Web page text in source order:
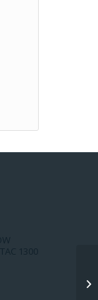
1300